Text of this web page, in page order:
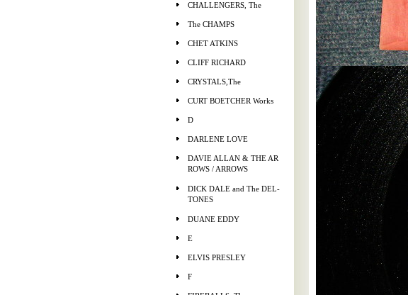
CHALLENGERS, The
The CHAMPS
CHET ATKINS
CLIFF RICHARD
CRYSTALS,The
CURT BOETCHER Works
D
DARLENE LOVE
DAVIE ALLAN & THE AR
ROWS / ARROWS
DICK DALE and The DEL-
TONES
DUANE EDDY
E
ELVIS PRESLEY
F